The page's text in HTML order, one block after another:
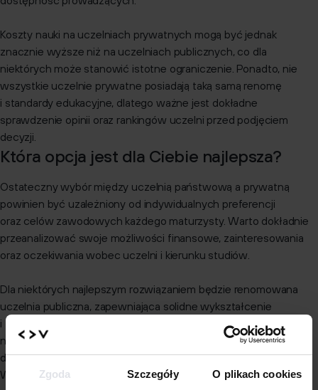
Zgoda Szczegóły O plikach cookies
Koszty nauki na uczelniach prywatnych mogą być jednak
znacznie wyższe niż na uczelniach publicznych, co dla
niektórych może stanowić istotne ograniczenie. Ponadto, nie
wszystkie uczelnie prywatne posiadają taką samą renomę
i standardy edukacyjne, dlatego ważne jest dokładne
sprawdzenie opinii oraz rankingów uczelni przed podjęciem
decyzji.
Która opcja jest dla Ciebie najlepsza?
Ostateczny wybór między uczelnią państwową a prywatną
powinien być uzależniony od indywidualnych preferencji
oraz celów zawodowych każdego maturzysty. Warto dokładnie
przeanalizować swoje możliwości finansowe, zainteresowania
oraz oczekiwania wobec uczelni i kierunku studiów.
Dla niektórych najlepszym rozwiązaniem będzie renomowana
uczelnia publiczna, zapewniająca solidne wykształcenie
i tradycję akademicką. Inni mogą znaleźć swoje miejsce
na uczelniach prywatnych, oferujących nowoczesne podejście
do nauki i większą elastyczność programów edukacyjnych.
Warto pamiętać, że nie tylko wybór uczelni wpływa na nasz